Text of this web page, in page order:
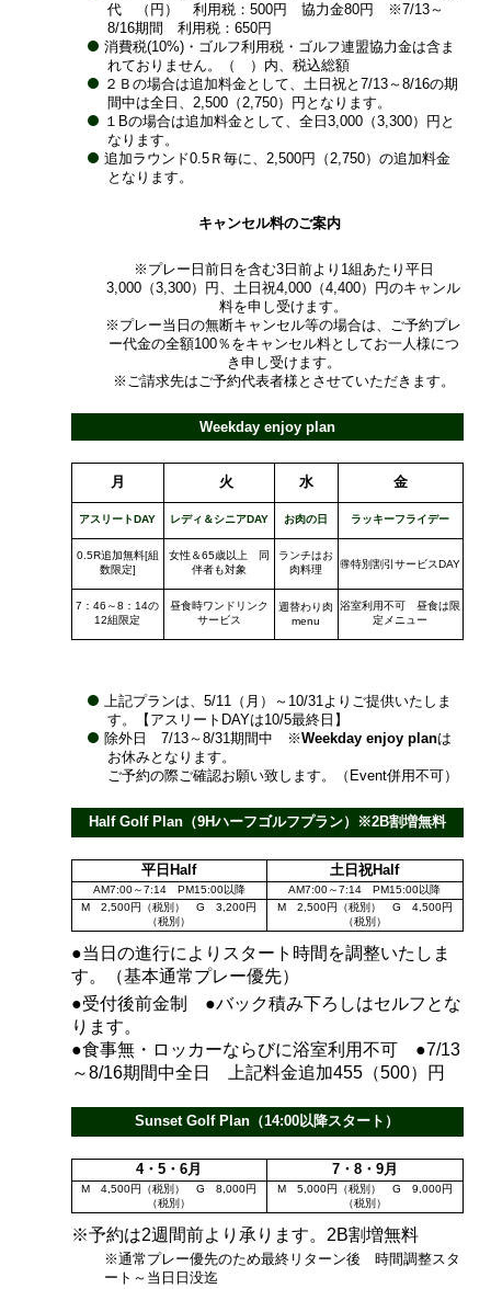
代 （円） 利用税：500円 協力金80円 ※7/13～
8/16期間 利用税：650円
消費税(10%)・ゴルフ利用税・ゴルフ連盟協力金は含ま
れておりません。（ ）内、税込総額
２Ｂの場合は追加料金として、土日祝と7/13～8/16の期
間中は全日、2,500（2,750）円となります。
１Bの場合は追加料金として、全日3,000（3,300）円と
なります。
追加ラウンド0.5Ｒ毎に、2,500円（2,750）の追加料金
となります。
キャンセル料のご案内
※プレー日前日を含む3日前より1組あたり平日
3,000（3,300）円、土日祝4,000（4,400）円のキャンル
料を申し受けます。
※プレー当日の無断キャンセル等の場合は、ご予約プレ
ー代金の全額100％をキャンセル料としてお一人様につ
き申し受けます。
※ご請求先はご予約代表者様とさせていただきます。
Weekday enjoy plan
月 火 水 金
アスリートDAY レディ＆シニアDAY お肉の日 ラッキーフライデー
0.5R追加無料[組
数限定]
女性＆65歳以上 同
伴者も対象
ランチはお
肉料理
🉐特別割引サービスDAY
7：46～8：14の
12組限定
昼食時ワンドリンク
サービス
週替わり肉
menu
浴室利用不可 昼食は限
定メニュー
上記プランは、5/11（月）～10/31よりご提供いたしま
す。【アスリートDAYは10/5最終日】
除外日 7/13～8/31期間中 ※Weekday enjoy planは
お休みとなります。
ご予約の際ご確認お願い致します。（Event併用不可）
Half Golf Plan（9Hハーフゴルフプラン）※2B割増無料
平日Half 土日祝Half
AM7:00～7:14 PM15:00以降
AM7:00～7:14 PM15:00以降
M 2,500円（税別） G 3,200円
（税別）
M 2,500円（税別） G 4,500円
（税別）
●当日の進行によりスタート時間を調整いたしま
す。（基本通常プレー優先）
●受付後前金制 ●バック積み下ろしはセルフとな
ります。
●食事無・ロッカーならびに浴室利用不可 ●7/13
～8/16期間中全日 上記料金追加455（500）円
Sunset Golf Plan（14:00以降スタート）
4・5・6月 7・8・9月
M 4,500円（税別） G 8,000円
（税別）
M 5,000円（税別） G 9,000円
（税別）
※予約は2週間前より承ります。2B割増無料
※通常プレー優先のため最終リターン後 時間調整スタ
ート～当日日没迄